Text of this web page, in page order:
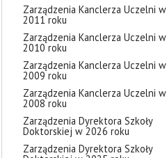
Zarządzenia Kanclerza Uczelni w
2011 roku
Zarządzenia Kanclerza Uczelni w
2010 roku
Zarządzenia Kanclerza Uczelni w
2009 roku
Zarządzenia Kanclerza Uczelni w
2008 roku
Zarządzenia Dyrektora Szkoły
Doktorskiej w 2026 roku
Zarządzenia Dyrektora Szkoły